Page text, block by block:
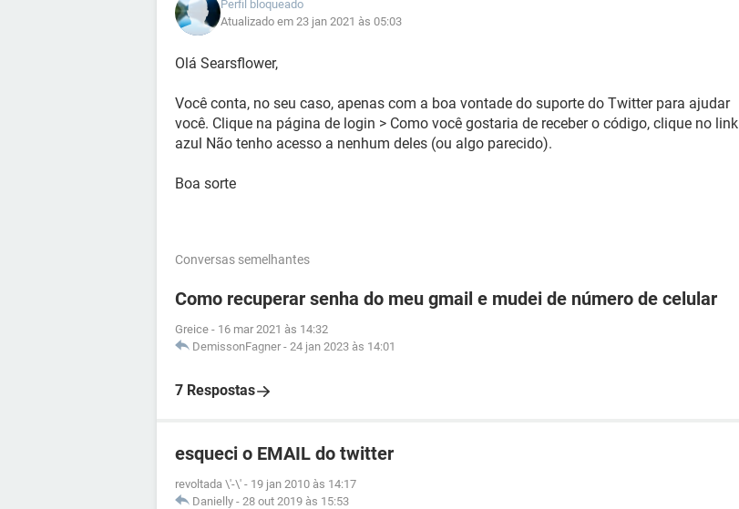
Perfil bloqueado
Atualizado em 23 jan 2021 às 05:03
Olá Searsflower,
Você conta, no seu caso, apenas com a boa vontade do suporte do Twitter para ajudar
você. Clique na página de login > Como você gostaria de receber o código, clique no link
azul Não tenho acesso a nenhum deles (ou algo parecido).
Boa sorte
Conversas semelhantes
Como recuperar senha do meu gmail e mudei de número de celular
Greice - 16 mar 2021 às 14:32
DemissonFagner - 24 jan 2023 às 14:01
7 Respostas
esqueci o EMAIL do twitter
revoltada \'-\' - 19 jan 2010 às 14:17
Danielly - 28 out 2019 às 15:53